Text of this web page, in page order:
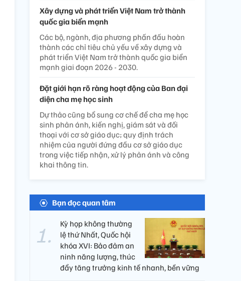
Xây dựng và phát triển Việt Nam trở thành
quốc gia biển mạnh
Các bộ, ngành, địa phương phấn đấu hoàn
thành các chỉ tiêu chủ yếu về xây dựng và
phát triển Việt Nam trở thành quốc gia biển
mạnh giai đoạn 2026 - 2030.
Đặt giới hạn rõ ràng hoạt động của Ban đại
diện cha mẹ học sinh
Dự thảo cũng bổ sung cơ chế để cha mẹ học
sinh phản ánh, kiến nghị, giám sát và đối
thoại với cơ sở giáo dục; quy định trách
nhiệm của người đứng đầu cơ sở giáo dục
trong việc tiếp nhận, xử lý phản ánh và công
khai thông tin.
Bạn đọc quan tâm
Kỳ họp không thường
lệ thứ Nhất, Quốc hội
khóa XVI: Bảo đảm an
ninh năng lượng, thúc
đẩy tăng trưởng kinh tế nhanh, bền vững